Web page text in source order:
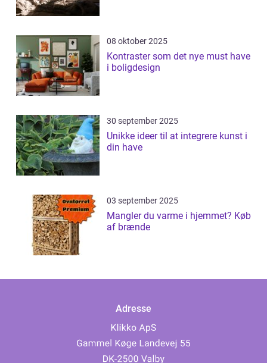
08 oktober 2025
Kontraster som det nye must have
i boligdesign
30 september 2025
Unikke ideer til at integrere kunst i
din have
03 september 2025
Mangler du varme i hjemmet? Køb
af brænde
Adresse